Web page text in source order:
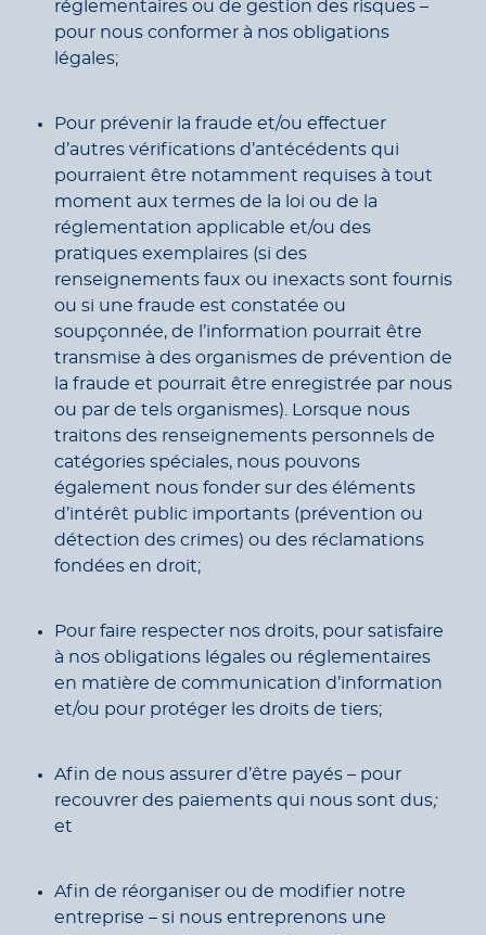
réglementaires ou de gestion des risques –
pour nous conformer à nos obligations
légales;
Pour prévenir la fraude et/ou effectuer
d’autres vérifications d’antécédents qui
pourraient être notamment requises à tout
moment aux termes de la loi ou de la
réglementation applicable et/ou des
pratiques exemplaires (si des
renseignements faux ou inexacts sont fournis
ou si une fraude est constatée ou
soupçonnée, de l’information pourrait être
transmise à des organismes de prévention de
la fraude et pourrait être enregistrée par nous
ou par de tels organismes). L orsque nous
traitons des renseignements personnels de
catégories spéciales, nous pouvons
également nous fonder sur des éléments
d’intérêt public importants (prévention ou
détection des crimes) ou des réclamations
fondées en droit;
Pour faire respecter nos droits, pour satisfaire
à nos obligations légales ou réglementaires
en matière de communication d’information
et/ou pour protéger les droits de tiers;
Afin de nous assurer d’être payés – pour
recouvrer des paiements qui nous sont dus;
et
Afin de réorganiser ou de modifier notre
entreprise – si nous entreprenons une